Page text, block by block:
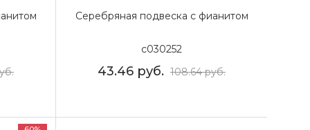
Серебряная подвеска с фианитом
с030252
43.46 руб. 108.64руб.